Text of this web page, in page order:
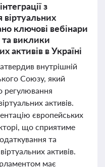
з
ключові вебінари
виклики
активів в Україні
внутрішній
Союзу, який
регулювання
активів.
європейських
що сприятиме
та
активів.
має